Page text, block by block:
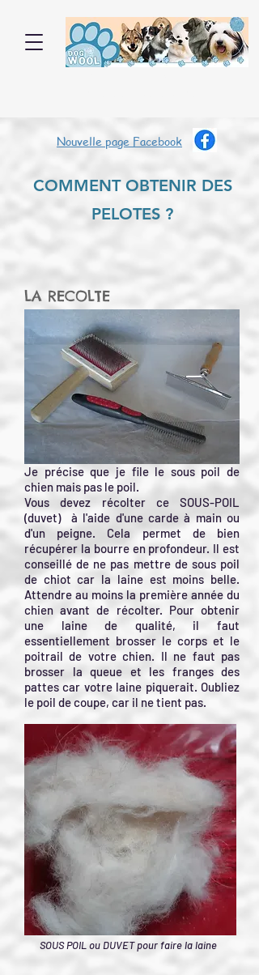
Nouvelle page Facebook
COMMENT OBTENIR DES
PELOTES ?
LA RECOLTE
Je précise que je file le sous poil de
chien mais pas le poil.
Vous devez récolter ce SOUS-POIL
(duvet) à l'aide d'une carde à main ou
d'un peigne. Cela permet de bien
récupérer la bourre en profondeur. Il est
conseillé de ne pas mettre de sous poil
de chiot car la laine est moins belle.
Attendre au moins la première année du
chien avant de récolter. Pour obtenir
une laine de qualité, il faut
essentiellement brosser le corps et le
poitrail de votre chien. Il ne faut pas
brosser la queue et les franges des
pattes car votre laine piquerait. Oubliez
le poil de coupe, car il ne tient pas.
SOUS POIL ou DUVET pour faire la laine